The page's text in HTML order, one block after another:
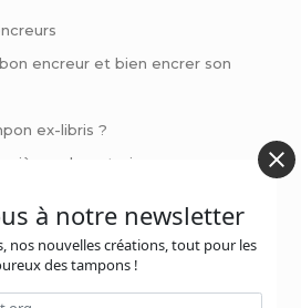
encreur et bien encrer son
ex-libris ?
pièces de poterie
à notre newsletter
nos nouvelles créations, tout pour les
des tampons !